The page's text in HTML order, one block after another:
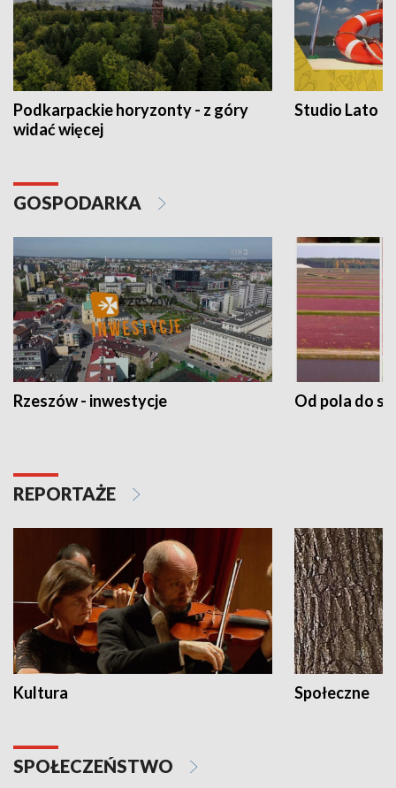
Podkarpackie horyzonty - z góry
widać więcej
Studio Lato
GOSPODARKA
Rzeszów - inwestycje Od pola do
REPORTAŻE
Kultura Społeczne
SPOŁECZEŃSTWO